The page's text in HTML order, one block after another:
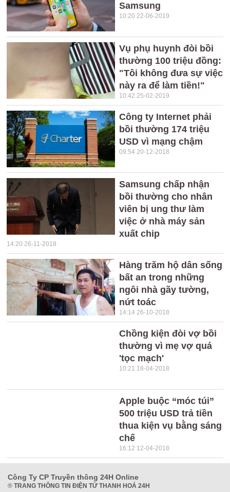
Samsung
10:20 22-06-2019
Vụ phụ huynh đòi bồi
thường 100 triệu đồng:
"Tôi không đưa sự việc
này ra để làm tiền!"
10:42 25-02-2019
Công ty Internet phải
bồi thường 174 triệu
USD vì mạng chậm
09:54 20-12-2018
Samsung chấp nhận
bồi thường cho nhân
viên bị ung thư làm
việc ở nhà máy sản
xuất chip
14:20 26-11-2018
Hàng trăm hộ dân sống
bất an trong những
ngôi nhà gãy tường,
nứt toác
14:14 26-10-2018
Chồng kiện đòi vợ bồi
thường vì mẹ vợ quá
'tọc mạch'
10:21 18-04-2018
Apple buộc “móc túi”
500 triệu USD trả tiền
thua kiện vụ bằng sáng
chế
16:12 12-04-2018
Công Ty CP Truyền thông 24H Online
® TRANG THÔNG TIN ĐIỆN TỬ THANH HOÁ 24H